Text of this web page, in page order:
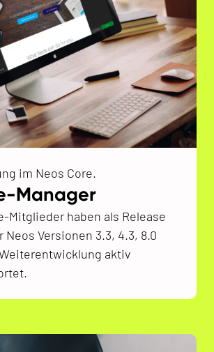
im Neos Core.
Manager
Mitglieder haben als Release
Neos Versionen 3.3, 4.3, 8.0
aktiv